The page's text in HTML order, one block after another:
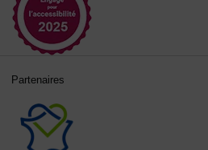
Partenaires